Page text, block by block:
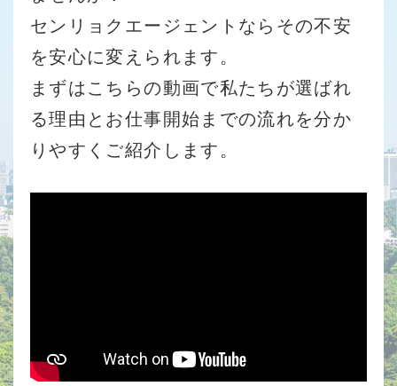
センリョクエージェントならその不安
を安心に変えられます。
まずはこちらの動画で私たちが選ばれ
る理由と お仕事開始までの流れを分か
りやすくご紹介します。